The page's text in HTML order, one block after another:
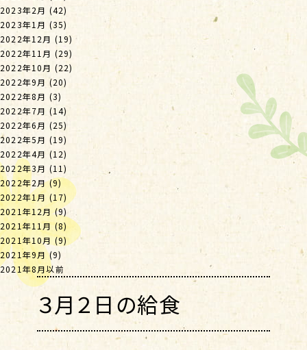
2023年2月 (42)
2023年1月 (35)
2022年12月 (19)
2022年11月 (29)
2022年10月 (22)
2022年9月 (20)
2022年8月 (3)
2022年7月 (14)
2022年6月 (25)
2022年5月 (19)
2022年4月 (12)
2022年3月 (11)
2022年2月(9)
2022年1月 (17)
2021年12月(9)
2021年11月 (8)
2021年10月 (9)
2021年9月 (9)
2021年8月以前
３月２日の給食